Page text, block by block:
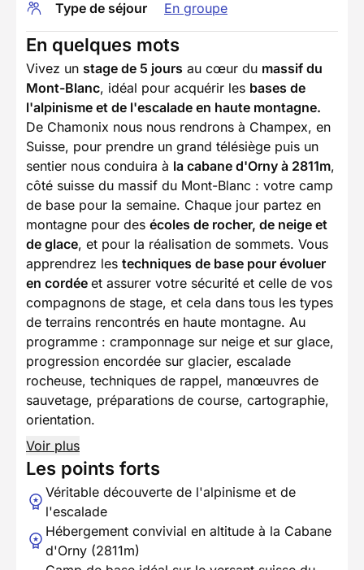
Type de séjour En groupe
En quelques mots
Vivez un stage de 5 jours au cœur du massif du
Mont-Blanc, idéal pour acquérir les bases de
l'alpinisme et de l'escalade en haute montagne.
De Chamonix nous nous rendrons à Champex, en
Suisse, pour prendre un grand télésiège puis un
sentier nous conduira à la cabane d'Orny à 2811m,
côté suisse du massif du Mont-Blanc : votre camp
de base pour la semaine. Chaque jour partez en
montagne pour des écoles de rocher, de neige et
de glace, et pour la réalisation de sommets. Vous
apprendrez les techniques de base pour évoluer
en cordée et assurer votre sécurité et celle de vos
compagnons de stage, et cela dans tous les types
de terrains rencontrés en haute montagne. Au
programme : cramponnage sur neige et sur glace,
progression encordée sur glacier, escalade
rocheuse, techniques de rappel, manœuvres de
sauvetage, préparations de course, cartographie,
orientation.
Voir plus
Les points forts
Véritable découverte de l'alpinisme et de
l'escalade
Hébergement convivial en altitude à la Cabane
d'Orny (2811m)